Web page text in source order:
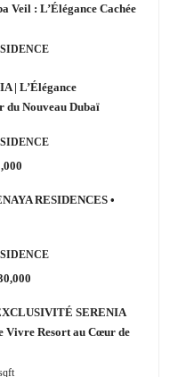
Veil : L’Élégance Cachée
| L’Élégance
Nouveau Dubaï
RESIDENCES •
SERENIA
Vivre Resort au Cœur de